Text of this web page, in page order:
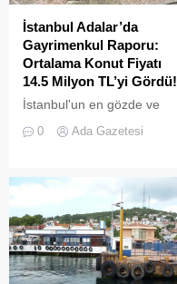
İstanbul Adalar’da
Gayrimenkul Raporu:
Ortalama Konut Fiyatı
14.5 Milyon TL’yi Gördü!
İstanbul'un en gözde ve
olan Adalar ilçesinde,
hareketlilik dikkat çekiyor.
0 Ada Gazetesi